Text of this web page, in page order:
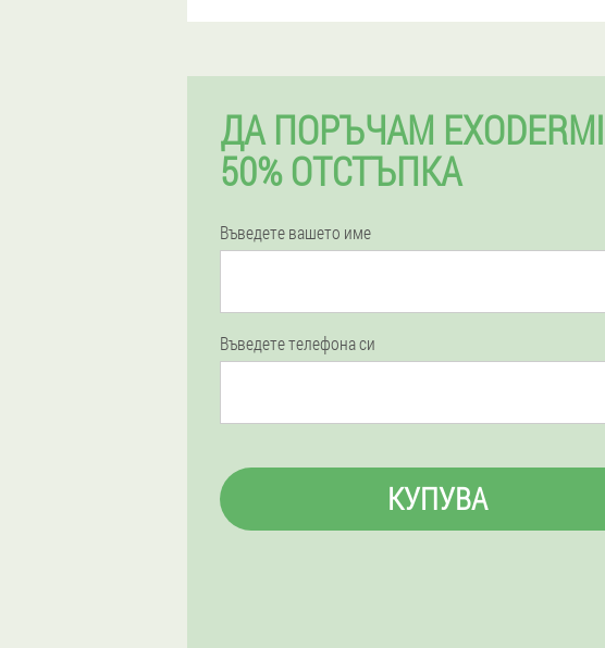
ДА ПОРЪЧАМ
50% ОТСТЪПКА
Въведете вашето име
Въведете телефона си
КУПУВА